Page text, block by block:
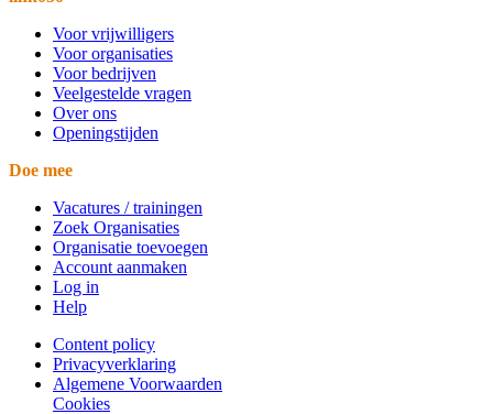
Voor vrijwilligers
Voor organisaties
Voor bedrijven
Veelgestelde vragen
Over ons
Openingstijden
Doe mee
Vacatures / trainingen
Zoek Organisaties
Organisatie toevoegen
Account aanmaken
Log in
Help
Content policy
Privacyverklaring
Algemene Voorwaarden
Cookies